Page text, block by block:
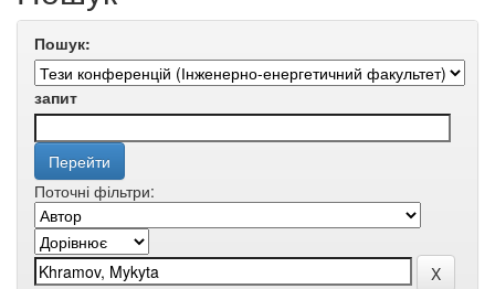
Пошук:
запит
Поточні фільтри: